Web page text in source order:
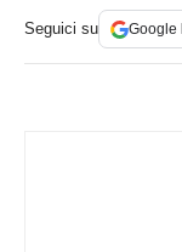
Seguici su Google